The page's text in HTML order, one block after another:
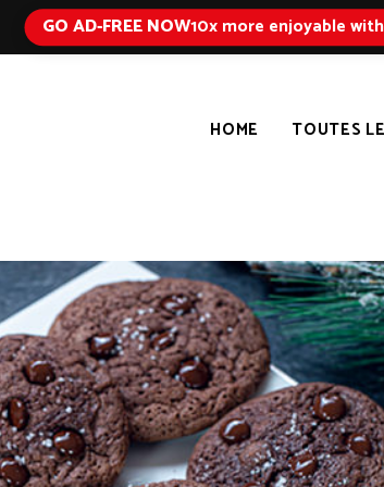
GO AD-FREE NOW10x more enjoyable
HOME TOUTES